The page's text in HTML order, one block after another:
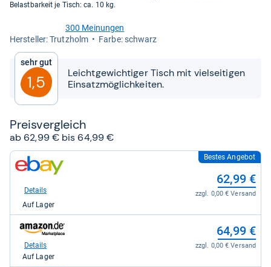
Belastbarkeit je Tisch: ca. 10 kg.
von
Sternen
300 Meinungen
Her­stel­ler: Trutzholm
Farbe: schwarz
Sehr gut
1,5
Leichtgewichtiger Tisch mit vielseitigen
Einsatzmöglichkeiten.
Preis­ver­gleich
ab 62,99 € bis 64,99 €
zum
Shop:
eBay
62,99
kaufen.
Bestes Angebot
62,99 €
zzgl. 0,00 € Versand
Details
Auf Lager
zum
Shop:
Amazon.de
64,99 €
zzgl. 0,00 € Versand
Details
Auf Lager